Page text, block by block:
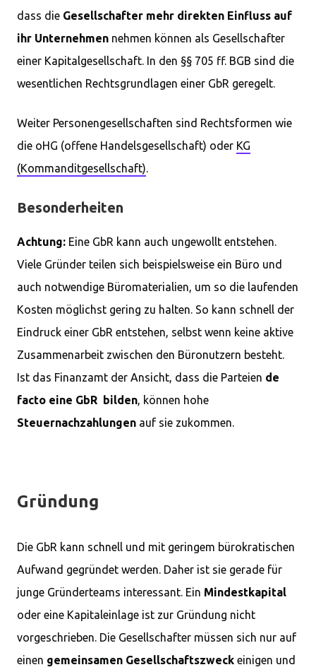
dass die Gesellschafter mehr direkten Einfluss auf
ihr Unternehmen nehmen können als Gesellschafter
einer Kapitalgesellschaft. In den §§ 705 ff. BGB sind die
wesentlichen Rechtsgrundlagen einer GbR geregelt.
Weiter Personengesellschaften sind Rechtsformen wie
die oHG (offene Handelsgesellschaft) oder KG
(Kommanditgesellschaft).
Besonderheiten
Achtung: Eine GbR kann auch ungewollt entstehen.
Viele Gründer teilen sich beispielsweise ein Büro und
auch notwendige Büromaterialien, um so die laufenden
Kosten möglichst gering zu halten. So kann schnell der
Eindruck einer GbR entstehen, selbst wenn keine aktive
Zusammenarbeit zwischen den Büronutzern besteht.
Ist das Finanzamt der Ansicht, dass die Parteien de
facto eine GbR bilden, können hohe
Steuernachzahlungen auf sie zukommen.
Gründung
Die GbR kann schnell und mit geringem bürokratischen
Aufwand gegründet werden. Daher ist sie gerade für
junge Gründerteams interessant. Ein Mindestkapital
oder eine Kapitaleinlage ist zur Gründung nicht
vorgeschrieben. Die Gesellschafter müssen sich nur auf
einen gemeinsamen Gesellschaftszweck einigen und